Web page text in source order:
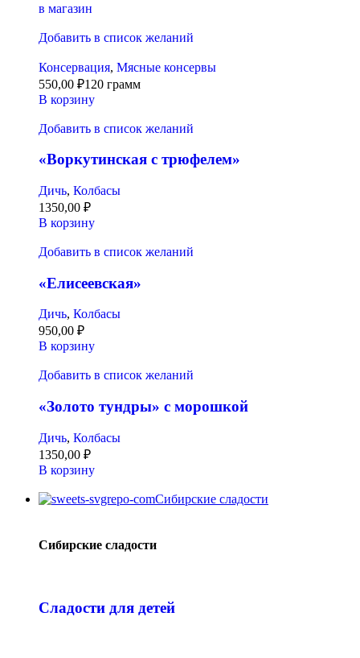
в магазин
Добавить в список желаний
Консервация, Мясные консервы
550,00 ₽120 грамм
В корзину
Добавить в список желаний
«Воркутинская с трюфелем»
Дичь, Колбасы
1350,00 ₽
В корзину
Добавить в список желаний
«Елисеевская»
Дичь, Колбасы
950,00 ₽
В корзину
Добавить в список желаний
«Золото тундры» с морошкой
Дичь, Колбасы
1350,00 ₽
В корзину
Сибирские сладости
Сибирские сладости
Сладости для детей